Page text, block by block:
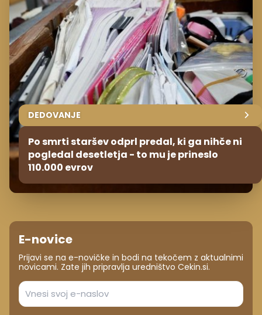
DEDOVANJE
Po smrti staršev odprl predal, ki ga nihče ni
pogledal desetletja - to mu je prineslo
110.000 evrov
E-novice
Prijavi se na e-novičke in bodi na tekočem z aktualnimi
novicami. Zate jih pripravlja uredništvo Cekin.si.